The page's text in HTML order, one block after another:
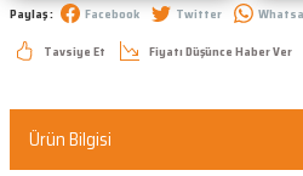
Paylaş : Facebook Twitter
Tavsiye Et
Fiyatı Düşünce Haber Ver
Ürün Bilgisi